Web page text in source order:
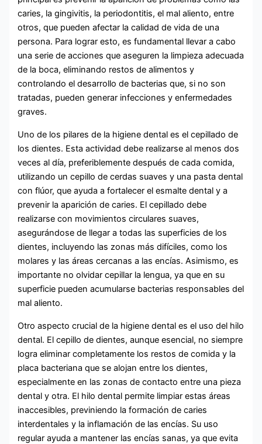
caries, la gingivitis, la periodontitis, el mal aliento, entre
otros, que pueden afectar la calidad de vida de una
persona. Para lograr esto, es fundamental llevar a cabo
una serie de acciones que aseguren la limpieza adecuada
de la boca, eliminando restos de alimentos y
controlando el desarrollo de bacterias que, si no son
tratadas, pueden generar infecciones y enfermedades
graves.
Uno de los pilares de la higiene dental es el cepillado de
los dientes. Esta actividad debe realizarse al menos dos
veces al día, preferiblemente después de cada comida,
utilizando un cepillo de cerdas suaves y una pasta dental
con flúor, que ayuda a fortalecer el esmalte dental y a
prevenir la aparición de caries. El cepillado debe
realizarse con movimientos circulares suaves,
asegurándose de llegar a todas las superficies de los
dientes, incluyendo las zonas más difíciles, como los
molares y las áreas cercanas a las encías. Asimismo, es
importante no olvidar cepillar la lengua, ya que en su
superficie pueden acumularse bacterias responsables del
mal aliento.
Otro aspecto crucial de la higiene dental es el uso del hilo
dental. El cepillo de dientes, aunque esencial, no siempre
logra eliminar completamente los restos de comida y la
placa bacteriana que se alojan entre los dientes,
especialmente en las zonas de contacto entre una pieza
dental y otra. El hilo dental permite limpiar estas áreas
inaccesibles, previniendo la formación de caries
interdentales y la inflamación de las encías. Su uso
regular ayuda a mantener las encías sanas, ya que evita